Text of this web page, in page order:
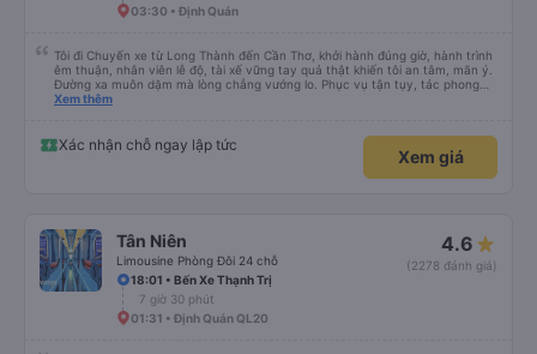
03:30 • Định Quán
Tôi đi Chuyến xe từ Long Thành đến Cần Thơ, khởi hành đúng giờ, hành trình
êm thuận, nhân viên lễ độ, tài xế vững tay quả thật khiến tôi an tâm, mãn ý.
Đường xa muôn dặm mà lòng chẳng vướng lo. Phục vụ tận tụy, tác phong
nghiêm cẩn, hiếm thấy giữa thời buổi kim tiền vội vã. Xã hội loạn đạo. Xin gửi
Xem thêm
Xác nhận chỗ ngay lập tức
Xem giá
Tân Niên
Limousine Phòng Đôi 24 chỗ
4.6
(2278 đánh giá)
18:01 • Bến Xe Thạnh Trị
7 giờ 30 phút
01:31 • Định Quán QL20